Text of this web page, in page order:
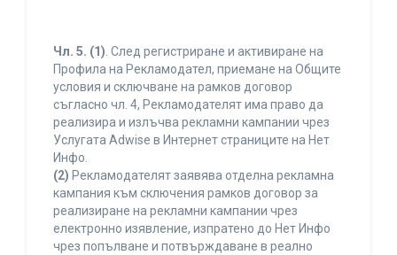
Чл. 5. (1). След регистриране и активиране на
Профила на Рекламодател, приемане на Общите
условия и сключване на рамков договор
съгласно чл. 4, Рекламодателят има право да
реализира и излъчва рекламни кампании чрез
Услугата Adwise в Интернет страниците на Нет
Инфо.
(2) Рекламодателят заявява отделна рекламна
кампания към сключения рамков договор за
реализиране на рекламни кампании чрез
електронно изявление, изпратено до Нет Инфо
чрез попълване и потвърждаване в реално